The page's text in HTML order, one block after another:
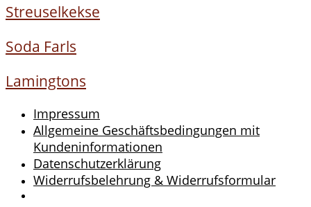
Streuselkekse
Soda Farls
Lamingtons
Impressum
Allgemeine Geschäftsbedingungen mit
Kundeninformationen
Datenschutzerklärung
Widerrufsbelehrung & Widerrufsformular